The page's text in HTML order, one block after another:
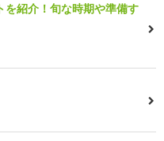
を紹介！旬な時期や準備す